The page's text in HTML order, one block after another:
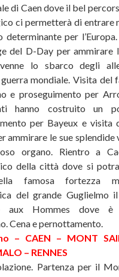
di Caen dove il bel
ci permetterà di entrare
determinante per
del D-Day per ammirare
lo sbarco degli
guerra mondiale. Visita del
e proseguimento per
hanno costruito un
per Bayeux e visita
ammirare le sue
organo. Rientro a
della città dove si
famosa fortezza
del grande Guglielmo
aux Hommes dove
Cena e pernottamento.
– CAEN – MONT
– RENNES
Partenza per il